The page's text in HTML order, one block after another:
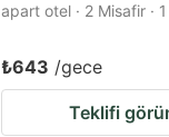
apart otel · 2 Misafir ·
₺643 /gece
Teklifi